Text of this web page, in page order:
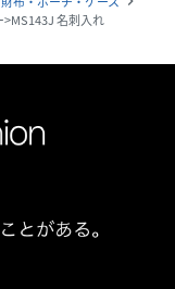
>MS143J 名刺入れ